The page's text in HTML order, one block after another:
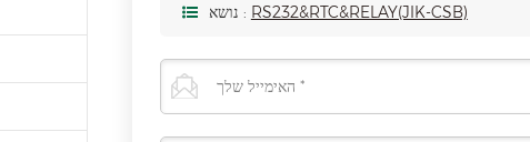
נושא : RS232&RTC&RELAY(JIK-CSB)